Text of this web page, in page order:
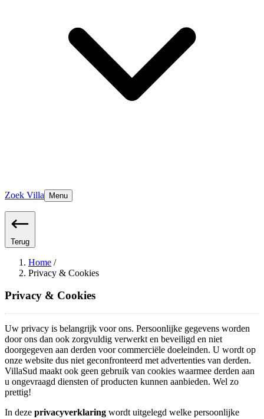
Zoek Villa Menu
Terug
Home /
Privacy & Cookies
Privacy & Cookies
Uw privacy is belangrijk voor ons. Persoonlijke gegevens worden
door ons dan ook zorgvuldig verwerkt en beveiligd en niet
doorgegeven aan derden voor commerciële doeleinden. U wordt op
onze website dus niet geconfronteerd met advertenties van derden.
VillaSud maakt ook geen gebruik van cookies waarmee derden aan
u ongevraagd diensten of producten kunnen aanbieden. Wel zo
prettig!
In deze privacyverklaring wordt uitgelegd welke persoonlijke